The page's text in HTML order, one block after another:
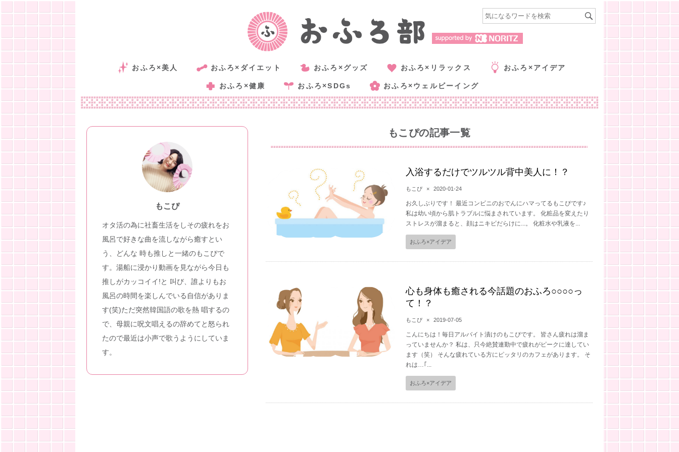
おふろ×美人 おふろ×ダイエット おふろ×グッズ おふろ×リラックス おふろ×アイデア
おふろ×健康 おふろ×SDGs おふろ×ウェルビーイング
もこぴの記事一覧
入浴するだけでツルツル背中美人に！？
もこぴ × 2020-01-24
お久しぶりです！ 最近コンビニのおでんにハマってるもこぴです♪
私は幼い頃から肌トラブルに悩まされています。 化粧品を変えたり
ストレスが溜まると、顔はニキビだらけに...。 化粧水や乳液を...
おふろ×アイデア
心も身体も癒される今話題のおふろ○○○○っ
て！？
もこぴ × 2019-07-05
こんにちは！毎日アルバイト漬けのもこぴです。 皆さん疲れは溜ま
っていませんか？ 私は、只今絶賛連勤中で疲れがピークに達してい
ます（笑） そんな疲れている方にピッタリのカフェがあります。 そ
れは…｢...
おふろ×アイデア
もこぴ
オタ活の為に社畜生活をしその疲れをお
風呂で好きな曲を流しながら癒すとい
う、どんな 時も推しと一緒のもこぴで
す。湯船に浸かり動画を見ながら今日も
推しがカッコイイ!と 叫び、誰よりもお
風呂の時間を楽しんでいる自信がありま
す(笑)ただ突然韓国語の歌を熱 唱するの
で、母親に呪文唱えるの辞めてと怒られ
たので最近は小声で歌うようにしていま
す。